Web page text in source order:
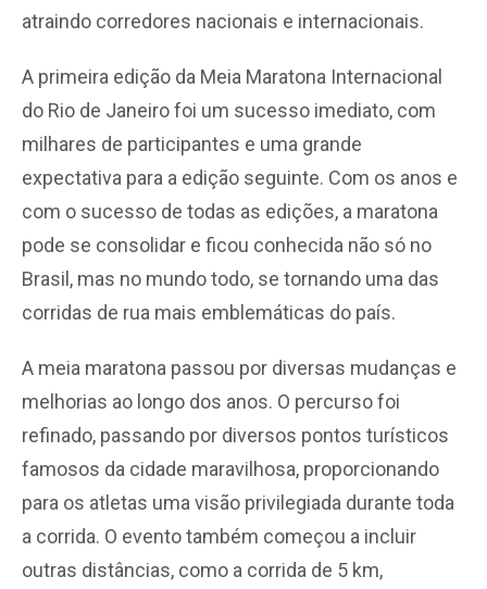
atraindo corredores nacionais e internacionais.
A primeira edição da Meia Maratona Internacional
do Rio de Janeiro foi um sucesso imediato, com
milhares de participantes e uma grande
expectativa para a edição seguinte. Com os anos e
com o sucesso de todas as edições, a maratona
pode se consolidar e ficou conhecida não só no
Brasil, mas no mundo todo, se tornando uma das
corridas de rua mais emblemáticas do país.
A meia maratona passou por diversas mudanças e
melhorias ao longo dos anos. O percurso foi
refinado, passando por diversos pontos turísticos
famosos da cidade maravilhosa, proporcionando
para os atletas uma visão privilegiada durante toda
a corrida. O evento também começou a incluir
outras distâncias, como a corrida de 5 km,